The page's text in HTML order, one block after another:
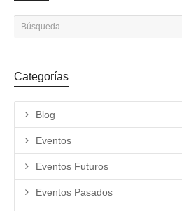
Categorías
Blog
Eventos
Eventos Futuros
Eventos Pasados